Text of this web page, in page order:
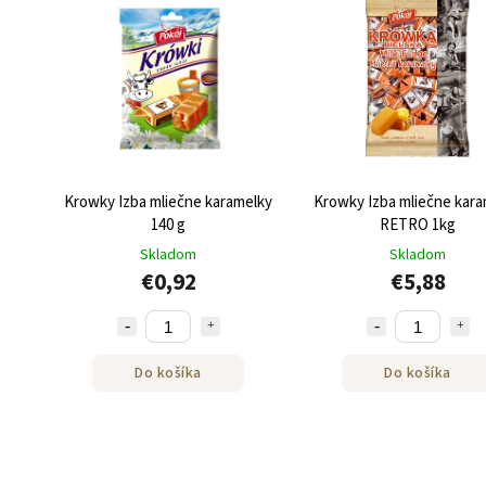
Krowky Izba mliečne karamelky
140 g
Skladom
€0,92
Do košíka
Krowky Izba mliečne
RETRO 1kg
Skladom
€5,88
Do košíka